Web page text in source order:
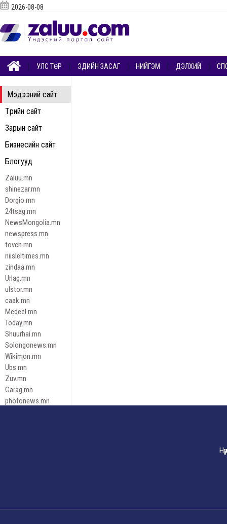
Мэдээний сайт
Төрийн сайт
Зарын сайт
Бизнесийн сайт
Блогууд
Zaluu.mn
shinezar.mn
Dorgio.mn
24tsag.mn
NewsMongolia.mn
newspress.mn
tovch.mn
niisleltimes.mn
zindaa.mn
Urlag.mn
ulstor.mn
caak.mn
Medeel.mn
Today.mn
Shuurhai.mn
Solongonews.mn
Wikimon.mn
Ubs.mn
Zuv.mn
Garag.mn
photonews.mn
Эрх зүй
2026-08-08
УЛС ТӨР ЭДИЙН ЗАСАГ НИЙГЭМ ДЭЛХИЙ